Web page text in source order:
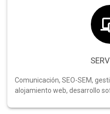
Comunicación, SEO-SEM,
alojamiento web, desarrollo